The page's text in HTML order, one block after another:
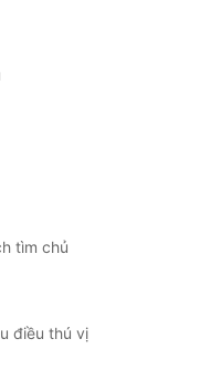
tìm chủ
điều thú vị